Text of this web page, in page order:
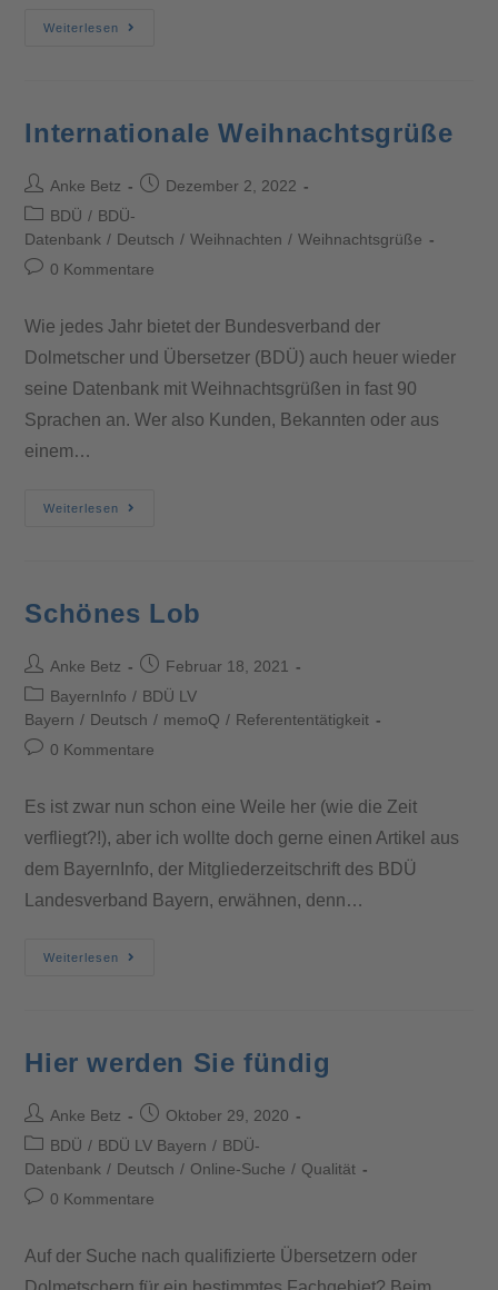
Weiterlesen
Internationale Weihnachtsgrüße
Anke Betz
Dezember 2, 2022
BDÜ / BDÜ-
Datenbank / Deutsch / Weihnachten / Weihnachtsgrüße
0 Kommentare
Wie jedes Jahr bietet der Bundesverband der
Dolmetscher und Übersetzer (BDÜ) auch heuer wieder
seine Datenbank mit Weihnachtsgrüßen in fast 90
Sprachen an. Wer also Kunden, Bekannten oder aus
einem…
Weiterlesen
Schönes Lob
Anke Betz
Februar 18, 2021
BayernInfo / BDÜ LV
Bayern / Deutsch / memoQ / Referententätigkeit
0 Kommentare
Es ist zwar nun schon eine Weile her (wie die Zeit
verfliegt?!), aber ich wollte doch gerne einen Artikel aus
dem BayernInfo, der Mitgliederzeitschrift des BDÜ
Landesverband Bayern, erwähnen, denn…
Weiterlesen
Hier werden Sie fündig
Anke Betz
Oktober 29, 2020
BDÜ / BDÜ LV Bayern / BDÜ-
Datenbank / Deutsch / Online-Suche / Qualität
0 Kommentare
Auf der Suche nach qualifizierte Übersetzern oder